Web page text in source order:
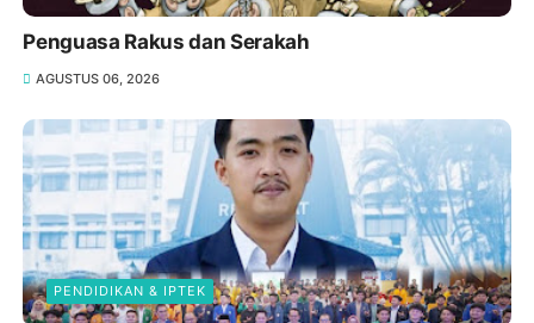
Penguasa Rakus dan Serakah
AGUSTUS 06, 2026
PENDIDIKAN & IPTEK